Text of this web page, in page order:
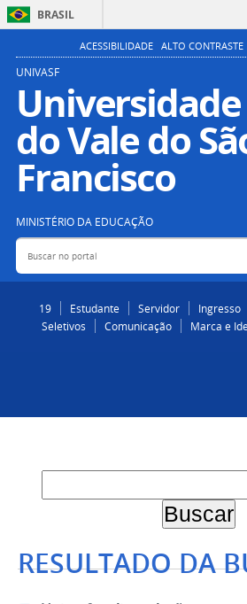
BRASIL
ACESSIBILIDADE ALTO CONTRASTE
UNIVASF
do Vale do
Francisco
MINISTÉRIO DA EDUCAÇÃO
Buscar no portal
19
Estudante Servidor Ingresso
Seletivos
Comunicação Marca e
RESULTADO DA